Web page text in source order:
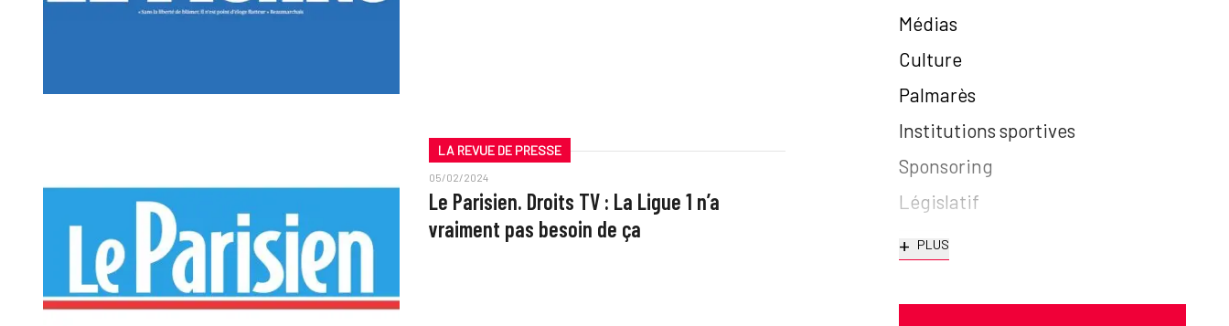
LA REVUE DE PRESSE
05/02/2024
Le Parisien. Droits TV : La Ligue 1 n’a
vraiment pas besoin de ça
Médias
Culture
Palmarès
Institutions sportives
Sponsoring
Législatif
+ PLUS